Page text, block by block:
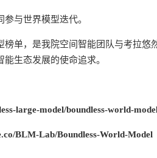
与世界模型迭代。
榜单，是我院空间智能团队与考拉
生态发展的使命追求。
large-model/boundless-world-
BLM-Lab/Boundless-World-Model